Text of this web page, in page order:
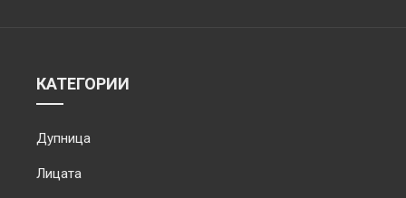
КАТЕГОРИИ
Дупница
Лицата